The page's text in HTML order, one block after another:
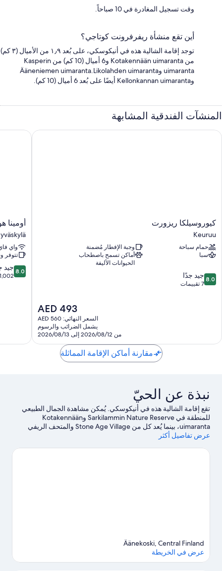
وقت تسجيل المغادرة في 10 صباحاً.
أين تقع منشأة ريفرفرونت كوتاجي؟
توجد إقامة الشالية هذه في أنيكوسكي، على بُعد ١٫٩ من الأميال (٣ كم)
من Kotakennään uimaranta و6 أميال (10 كم) من Kasperin
uimaranta وÄäneniemen uimaranta.Likolahden uimaranta
وKellonkannan uimaranta أيضًا على بُعد 6 أميال (10 كم).
المنشآت الفندقية المشابهة
كيوروسيلكا
ريزورت
Keuruu
كيوروسيلكا ريزورت
Keuruu
حمام سباحة
وجبة الإفطار مُضمنة
سبا
أماكن تسمح باصطحاب
الحيوانات الأليفة
8.0
من
8.0 جيد جدًا
7 تقييمات
السعر
الحالي
هو
AED
493
AED 493
السعر النهائي: AED 560
يشمل الضرائب والرسوم
من 2026/08/12 إلى 2026/08/13
كيوروسيلكا ريزورت
أومينا
هوتل
أومينا
واي
تتوفر
8.0
من
8.0 جيد
1,002 تقييم
أومينا
مقارنة أماكن الإقامة المماثلة
نبذة عن الحيّ
تقع إقامة الشالية هذه في أنيكوسكي. يُمكن مشاهدة الجمال الطبيعي
للمنطقة في Sarkilammin Nature Reserve وKotakennään
uimaranta، بينما يُعد كل من Stone Age Village والمتحف الريفي
ومعرض جيه إل رونيبرج من أبرز المعالم الثقافية.اغتنم فرصة
إمكانية صيد الأسماك في مكان قريب.
عرض تفاصيل أكثر
Äänekoski, Central Finland
عرض في الخريطة